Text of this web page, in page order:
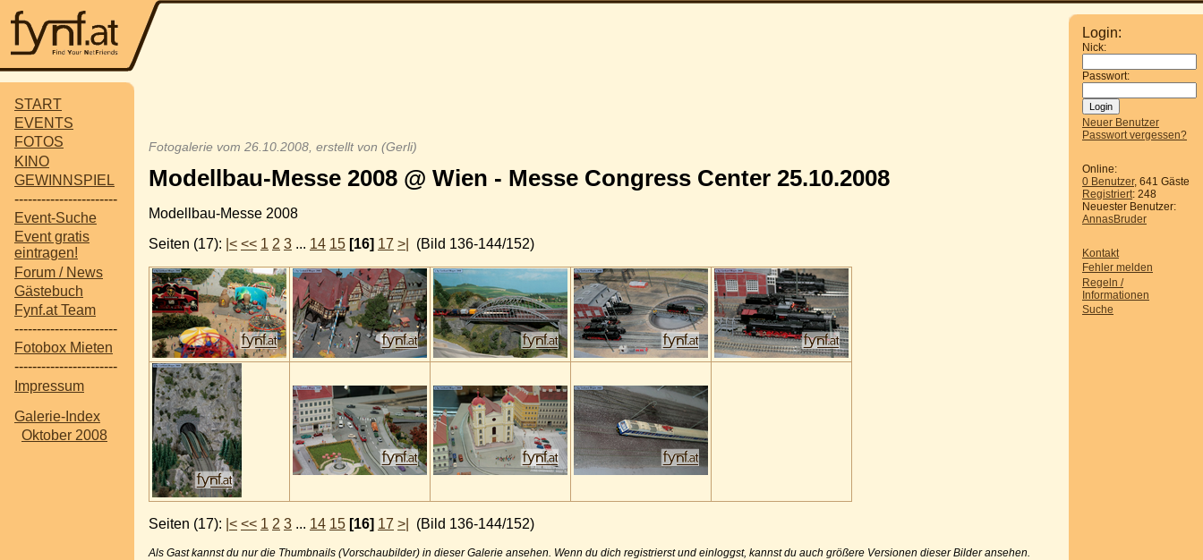
START
EVENTS
FOTOS
KINO
GEWINNSPIEL
-----------------------
Event-Suche
Event gratis
eintragen!
Forum / News
Gästebuch
Fynf.at Team
-----------------------
Fotobox Mieten
-----------------------
Impressum
Galerie-Index
Oktober 2008
Login:
Nick:
Passwort:
Neuer Benutzer
Passwort vergessen?
Online:
0 Benutzer, 641 Gäste
Registriert: 248
Neuester Benutzer:
AnnasBruder
Kontakt
Fehler melden
Regeln /
Informationen
Suche
Fotogalerie vom 26.10.2008, erstellt von (Gerli)
Modellbau-Messe 2008 @ Wien - Messe Congress Center 25.10.2008
Modellbau-Messe 2008
Seiten (17): |< << 1 2 3 ... 14 15 [16] 17 >| (Bild 136-144/152)
Seiten (17): |< << 1 2 3 ... 14 15 [16] 17 >| (Bild 136-144/152)
Als Gast kannst du nur die Thumbnails (Vorschaubilder) in dieser Galerie ansehen. Wenn du dich registrierst und einloggst, kannst du auch größere Versionen dieser Bilder ansehen.